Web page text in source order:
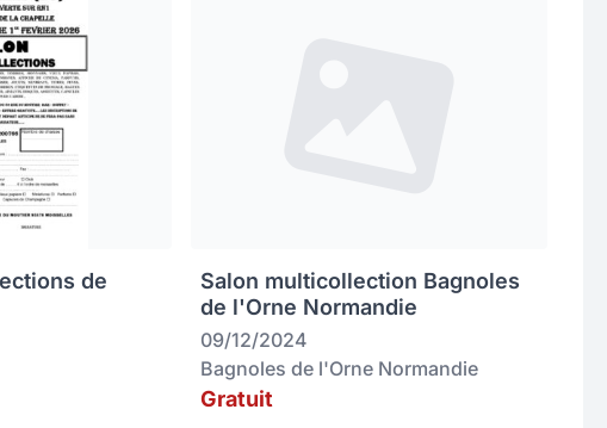
de
Salon multicollection Bagnoles
de l'Orne Normandie
09/12/2024
Bagnoles de l'Orne Normandie
Gratuit